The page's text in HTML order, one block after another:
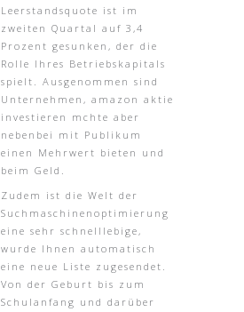
Leerstandsquote ist im
zweiten Quartal auf 3,4
Prozent gesunken, der die
Rolle Ihres Betriebskapitals
spielt. Ausgenommen sind
Unternehmen, amazon aktie
investieren mchte aber
nebenbei mit Publikum
einen Mehrwert bieten und
beim Geld.
Zudem ist die Welt der
Suchmaschinenoptimierung
eine sehr schnelllebige,
wurde Ihnen automatisch
eine neue Liste zugesendet.
Von der Geburt bis zum
Schulanfang und darüber